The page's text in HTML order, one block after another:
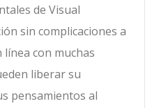
de Visual
sin complicaciones a
con muchas
liberar su
pensamientos al